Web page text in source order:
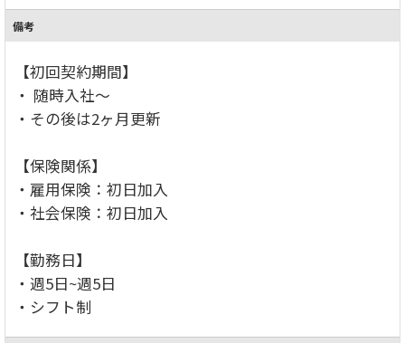
備考
【初回契約期間】
・ 随時入社～
・その後は2ヶ月更新
【保険関係】
・雇用保険：初日加入
・社会保険：初日加入
【勤務日】
・週5日~週5日
・シフト制